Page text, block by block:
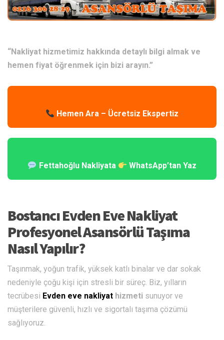
“Nakliyat hizmetimiz hakkında detaylı bilgi almak ve
hemen fiyat öğrenmek için bizi arayın.”
Hemen Ara – Ücretsiz Ekspertiz
Fettahoğlu Nakliyata WhatsApp’tan Yaz
Bostancı Evden Eve Nakliyat
Profesyonel Asansörlü Taşıma
Nasıl Yapılır?
Taşınmak, yoğun trafik, yüksek katlı binalar ve dar sokak
nedeniyle çoğu kişi için stresli bir süreç. Biz, yılların
tecrübesi Evden eve nakliyat hizmeti sunuyor ve
müşterilere güvenli, hızlı ve sigortalı taşıma çözümü
sağlıyoruz.